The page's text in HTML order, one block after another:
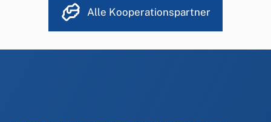
Alle Kooperationspartner